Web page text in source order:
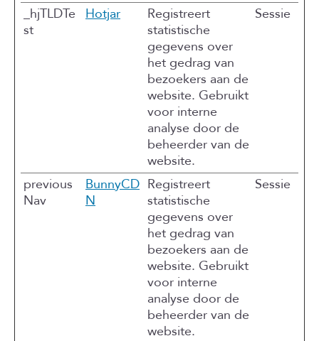
_hjTLDTe
st
Hotjar
Registreert
statistische
gegevens over
het gedrag van
bezoekers aan de
website. Gebruikt
voor interne
analyse door de
beheerder van de
website.
Sessie
previous
Nav
BunnyCD
N
Registreert
statistische
gegevens over
het gedrag van
bezoekers aan de
website. Gebruikt
voor interne
analyse door de
beheerder van de
website.
Sessie